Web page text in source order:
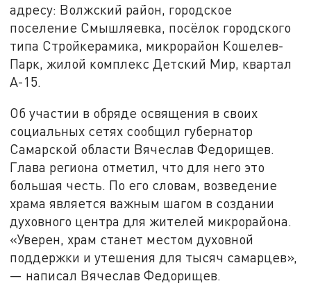
адресу: Волжский район, городское
поселение Смышляевка, посёлок городского
типа Стройкерамика, микрорайон Кошелев-
Парк, жилой комплекс Детский Мир, квартал
А-15.
Об участии в обряде освящения в своих
социальных сетях сообщил губернатор
Самарской области Вячеслав Федорищев.
Глава региона отметил, что для него это
большая честь. По его словам, возведение
храма является важным шагом в создании
духовного центра для жителей микрорайона.
«Уверен, храм станет местом духовной
поддержки и утешения для тысяч самарцев»,
— написал Вячеслав Федорищев.